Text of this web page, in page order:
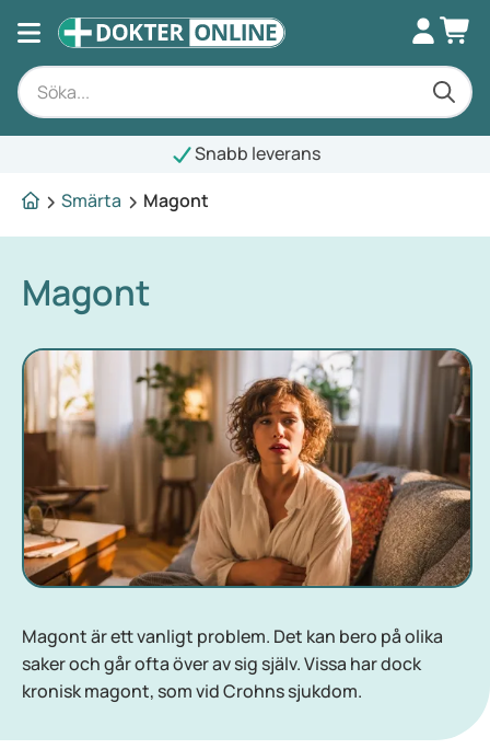
Snabb leverans
Smärta
Magont
Magont
Magont är ett vanligt problem. Det kan bero på olika
saker och går ofta över av sig själv. Vissa har dock
kronisk magont, som vid Crohns sjukdom.